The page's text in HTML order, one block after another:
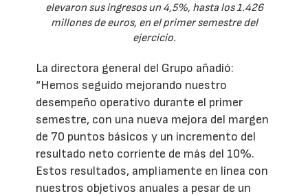
elevaron sus ingresos un 4,5%, hasta los 1.426
millones de euros, en el primer semestre del
ejercicio.
La directora general del Grupo añadió:
“Hemos seguido mejorando nuestro
desempeño operativo durante el primer
semestre, con una nueva mejora del margen
de 70 puntos básicos y un incremento del
resultado neto corriente de más del 10%.
Estos resultados, ampliamente en línea con
nuestros objetivos anuales a pesar de un